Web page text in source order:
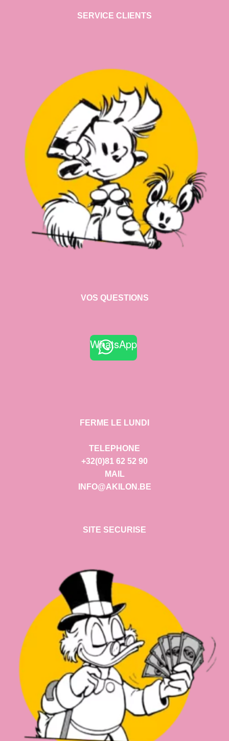
SERVICE CLIENTS
VOS QUESTIONS
WhatsApp
FERME LE LUNDI
TELEPHONE
+32(0)81 62 52 90
MAIL
INFO@AKILON.BE
SITE SECURISE